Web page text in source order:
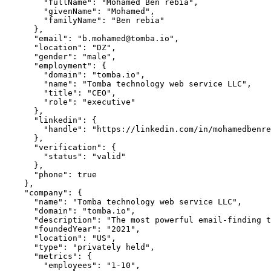
        "fullName": "Mohamed Ben rebia",
        "givenName": "Mohamed",
        "familyName": "Ben rebia"
      },
      "email": "b.mohamed@tomba.io",
      "location": "DZ",
      "gender": "male",
      "employment": {
        "domain": "tomba.io",
        "name": "Tomba technology web service LLC",
        "title": "CEO",
        "role": "executive"
      },
      "linkedin": {
"handle": "https://linkedin.com/in/
      },
      "verification": {
        "status": "valid"
      },
      "phone": true
    },
    "company": {
      "name": "Tomba technology web service LLC",
      "domain": "tomba.io",
"description": "The most powerful email-finding
      "foundedYear": "2021",
      "location": "US",
      "type": "privately held",
      "metrics": {
        "employees": "1-10",